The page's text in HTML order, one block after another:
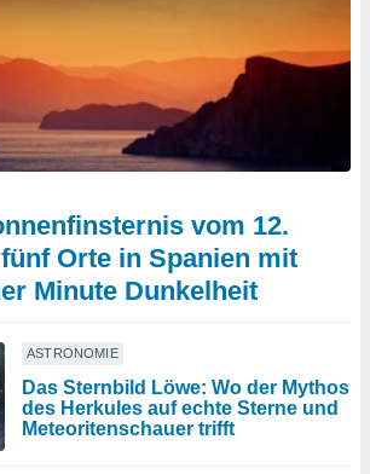
vom 12.
Orte in Spanien mit
Minute Dunkelheit
ASTRONOMIE
Das Sternbild Löwe: Wo der Mythos
des Herkules auf echte Sterne und
Meteoritenschauer trifft